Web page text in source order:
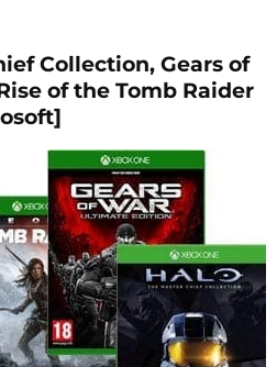
Collection, Gears of
of the Tomb Raider